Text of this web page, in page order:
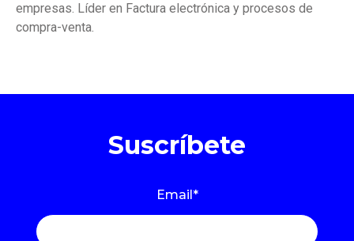
empresas. Líder en Factura electrónica y procesos de
compra-venta.
Suscríbete
Email *